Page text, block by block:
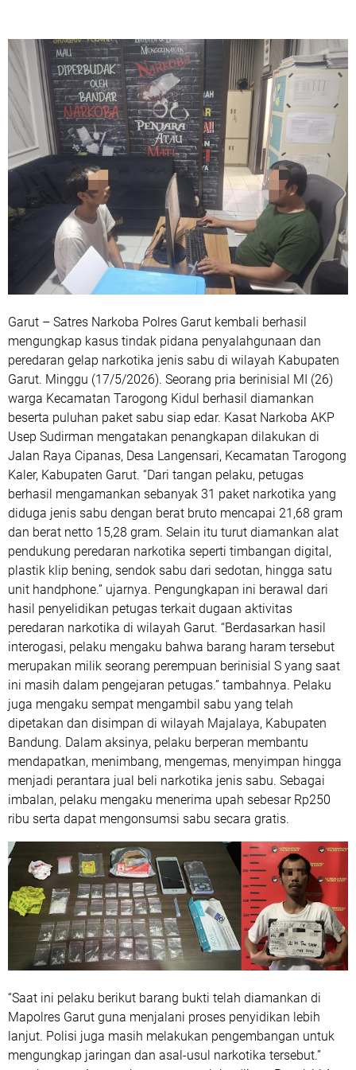
Garut – Satres Narkoba Polres Garut kembali berhasil
mengungkap kasus tindak pidana penyalahgunaan dan
peredaran gelap narkotika jenis sabu di wilayah Kabupaten
Garut. Minggu (17/5/2026). Seorang pria berinisial MI (26)
warga Kecamatan Tarogong Kidul berhasil diamankan
beserta puluhan paket sabu siap edar. Kasat Narkoba AKP
Usep Sudirman mengatakan penangkapan dilakukan di
Jalan Raya Cipanas, Desa Langensari, Kecamatan Tarogong
Kaler, Kabupaten Garut. “Dari tangan pelaku, petugas
berhasil mengamankan sebanyak 31 paket narkotika yang
diduga jenis sabu dengan berat bruto mencapai 21,68 gram
dan berat netto 15,28 gram. Selain itu turut diamankan alat
pendukung peredaran narkotika seperti timbangan digital,
plastik klip bening, sendok sabu dari sedotan, hingga satu
unit handphone.” ujarnya. Pengungkapan ini berawal dari
hasil penyelidikan petugas terkait dugaan aktivitas
peredaran narkotika di wilayah Garut. “Berdasarkan hasil
interogasi, pelaku mengaku bahwa barang haram tersebut
merupakan milik seorang perempuan berinisial S yang saat
ini masih dalam pengejaran petugas.” tambahnya. Pelaku
juga mengaku sempat mengambil sabu yang telah
dipetakan dan disimpan di wilayah Majalaya, Kabupaten
Bandung. Dalam aksinya, pelaku berperan membantu
mendapatkan, menimbang, mengemas, menyimpan hingga
menjadi perantara jual beli narkotika jenis sabu. Sebagai
imbalan, pelaku mengaku menerima upah sebesar Rp250
ribu serta dapat mengonsumsi sabu secara gratis.
“Saat ini pelaku berikut barang bukti telah diamankan di
Mapolres Garut guna menjalani proses penyidikan lebih
lanjut. Polisi juga masih melakukan pengembangan untuk
mengungkap jaringan dan asal-usul narkotika tersebut.”